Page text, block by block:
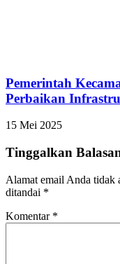
Pemerintah
Perbaikan
15 Mei 2025
Tinggalkan
Alamat email Anda tidak
ditandai *
Komentar *